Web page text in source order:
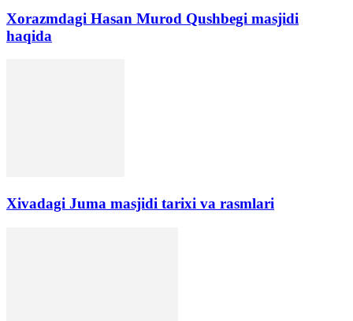
Xorazmdagi Hasan Murod Qushbegi masjidi
haqida
Xivadagi Juma masjidi tarixi va rasmlari